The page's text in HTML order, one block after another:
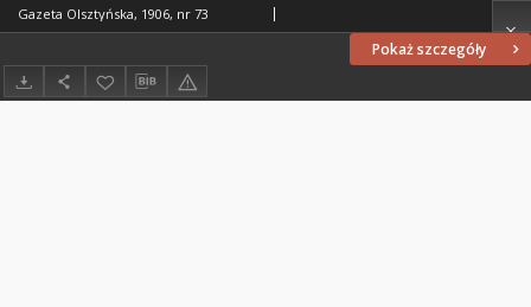
Pokaż szczegóły
Gazeta Olsztyńska, 1906, nr 73